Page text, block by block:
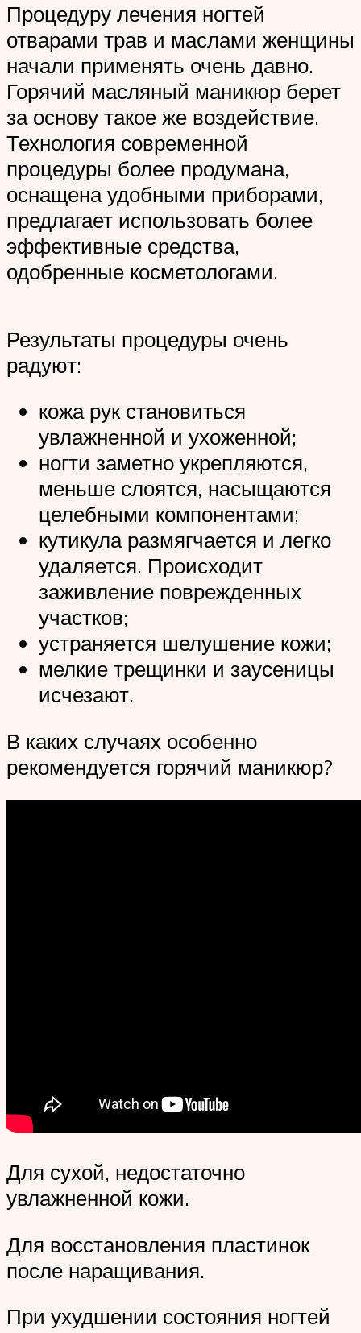
Процедуру лечения ногтей
отварами трав и маслами женщины
начали применять очень давно.
Горячий масляный маникюр берет
за основу такое же воздействие.
Технология современной
процедуры более продумана,
оснащена удобными приборами,
предлагает использовать более
эффективные средства,
одобренные косметологами.
Результаты процедуры очень
радуют:
кожа рук становиться
увлажненной и ухоженной;
ногти заметно укрепляются,
меньше слоятся, насыщаются
целебными компонентами;
кутикула размягчается и легко
удаляется. Происходит
заживление поврежденных
участков;
устраняется шелушение кожи;
мелкие трещинки и заусеницы
исчезают.
В каких случаях особенно
рекомендуется горячий маникюр?
Для сухой, недостаточно
увлажненной кожи.
Для восстановления пластинок
после наращивания.
При ухудшении состояния ногтей